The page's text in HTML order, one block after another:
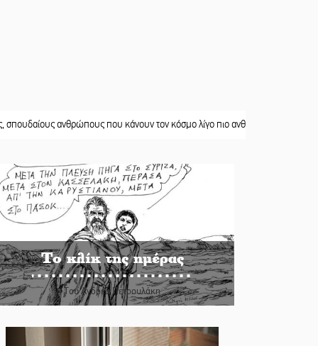
ανθρώπους που κάνουν τον κόσμο λίγο πιο ανθρώπινο» ||
Το κλίκ της ημέρας
Του Ανδρέα Πετρουλάκη